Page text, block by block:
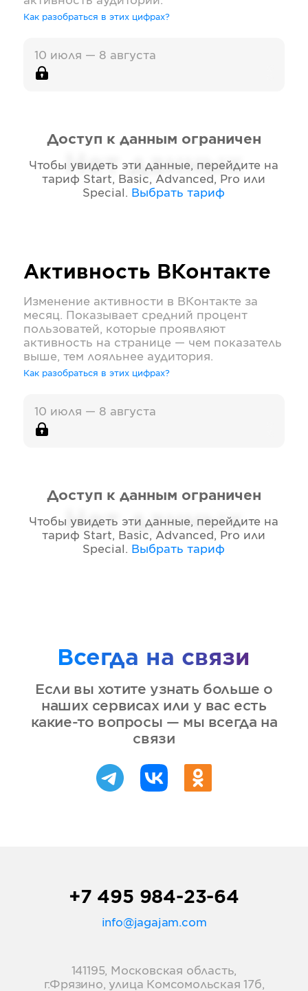
Как разобраться в этих цифрах?
10 июля — 8 августа
Нет данных
Доступ к данным ограничен
Чтобы увидеть эти данные, перейдите на
тариф Start, Basic, Advanced, Pro или
Special . Выбрать тариф
Активность ВКонтакте
Изменение активности в ВКонтакте за
месяц. Показывает средний процент
пользоватей, которые проявляют
активность на странице — чем показатель
выше, тем лояльнее аудитория.
Как разобраться в этих цифрах?
10 июля — 8 августа
Нет данных
Доступ к данным ограничен
Чтобы увидеть эти данные, перейдите на
тариф Start, Basic, Advanced, Pro или
Special . Выбрать тариф
Всегда на связи
Если вы хотите узнать больше о
наших сервисах или у вас есть
какие-то вопросы — мы всегда на
связи
+7 495 984-23-64
info@jagajam.com
141195, Московская область,
г.Фрязино, улица Комсомольская 17б,